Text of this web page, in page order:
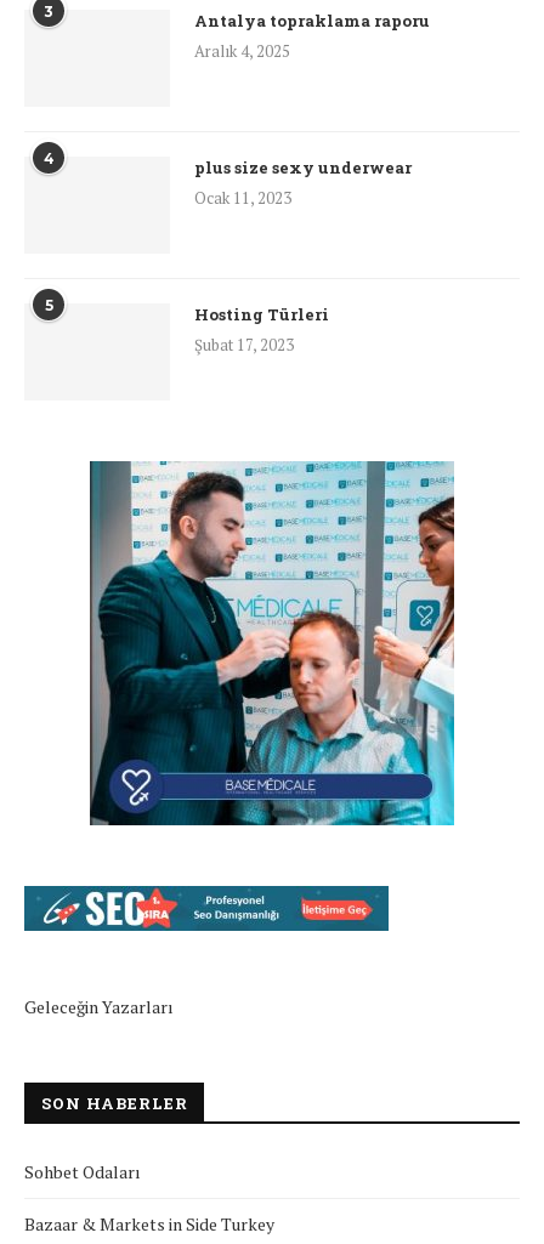
3
Antalya topraklama raporu
Aralık 4, 2025
4
plus size sexy underwear
Ocak 11, 2023
5
Hosting Türleri
Şubat 17, 2023
Geleceğin Yazarları
SON HABERLER
Sohbet Odaları
Bazaar & Markets in Side Turkey